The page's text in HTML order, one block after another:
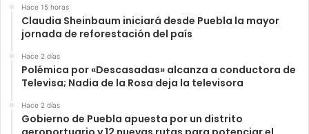
Hace 15 horas
Claudia Sheinbaum iniciará desde Puebla la mayor
jornada de reforestación del país
Hace 2 días
Polémica por «Descasadas» alcanza a conductora de
Televisa; Nadia de la Rosa deja la televisora
Hace 2 días
Gobierno de Puebla apuesta por un distrito